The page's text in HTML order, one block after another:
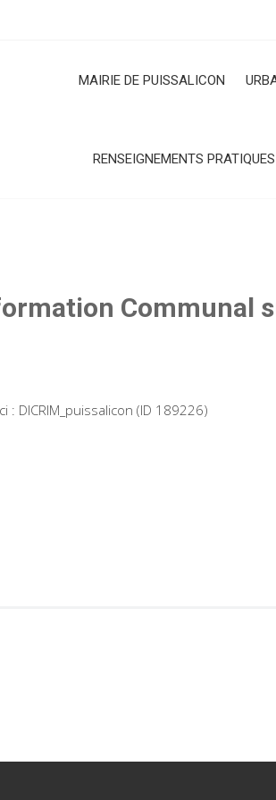
MAIRIE DE PUISSALICON
RENSEIGNEMENTS PRATIQUES
Communal
DICRIM_puissalicon (ID 189226)